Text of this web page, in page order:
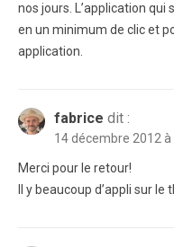
nos jours. L’application qui
en un minimum de clic et
application.
fabrice dit :
14 décembre 2012 à
Merci pour le retour!
Il y beaucoup d’appli sur